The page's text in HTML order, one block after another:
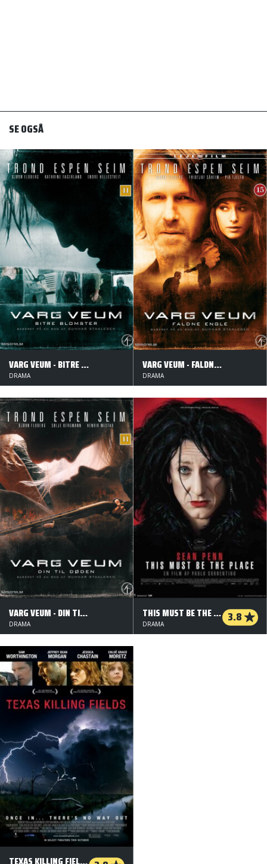
SE OGSÅ
VARG VEUM - BITRE BLOMSTER
DRAMA
VARG VEUM - FALDNE ENGLE
DRAMA
VARG VEUM - DIN TIL DØDEN
DRAMA
THIS MUST BE THE PLACE 3.8
DRAMA